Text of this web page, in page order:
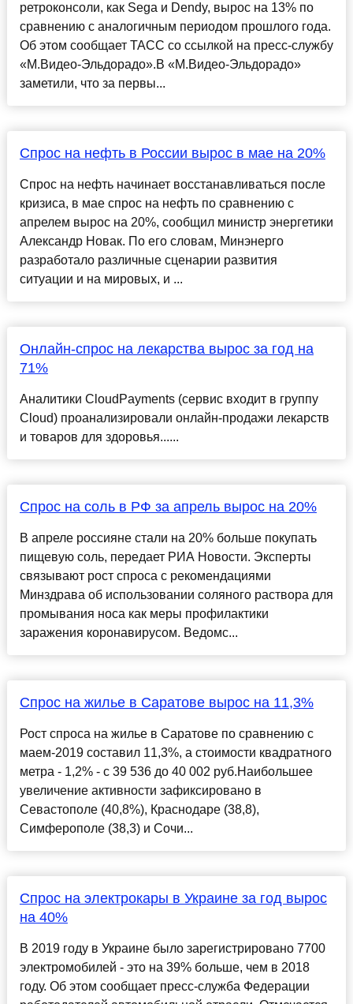
ретроконсоли, как Sega и Dendy, вырос на 13% по
сравнению с аналогичным периодом прошлого года.
Об этом сообщает ТАСС со ссылкой на пресс-службу
«М.Видео-Эльдорадо».В «М.Видео-Эльдорадо»
заметили, что за первы...
Спрос на нефть в России вырос в мае на 20%
Спрос на нефть начинает восстанавливаться после
кризиса, в мае спрос на нефть по сравнению с
апрелем вырос на 20%, сообщил министр энергетики
Александр Новак. По его словам, Минэнерго
разработало различные сценарии развития
ситуации и на мировых, и ...
Онлайн-спрос на лекарства вырос за год на
71%
Аналитики CloudPayments (сервис входит в группу
Cloud) проанализировали онлайн-продажи лекарств
и товаров для здоровья......
Спрос на соль в РФ за апрель вырос на 20%
В апреле россияне стали на 20% больше покупать
пищевую соль, передает РИА Новости. Эксперты
связывают рост спроса с рекомендациями
Минздрава об использовании соляного раствора для
промывания носа как меры профилактики
заражения коронавирусом. Ведомс...
Спрос на жилье в Саратове вырос на 11,3%
Рост спроса на жилье в Саратове по сравнению с
маем-2019 составил 11,3%, а стоимости квадратного
метра - 1,2% - с 39 536 до 40 002 руб.Наибольшее
увеличение активности зафиксировано в
Севастополе (40,8%), Краснодаре (38,8),
Симферополе (38,3) и Сочи...
Спрос на электрокары в Украине за год вырос
на 40%
В 2019 году в Украине было зарегистрировано 7700
электромобилей - это на 39% больше, чем в 2018
году. Об этом сообщает пресс-служба Федерации